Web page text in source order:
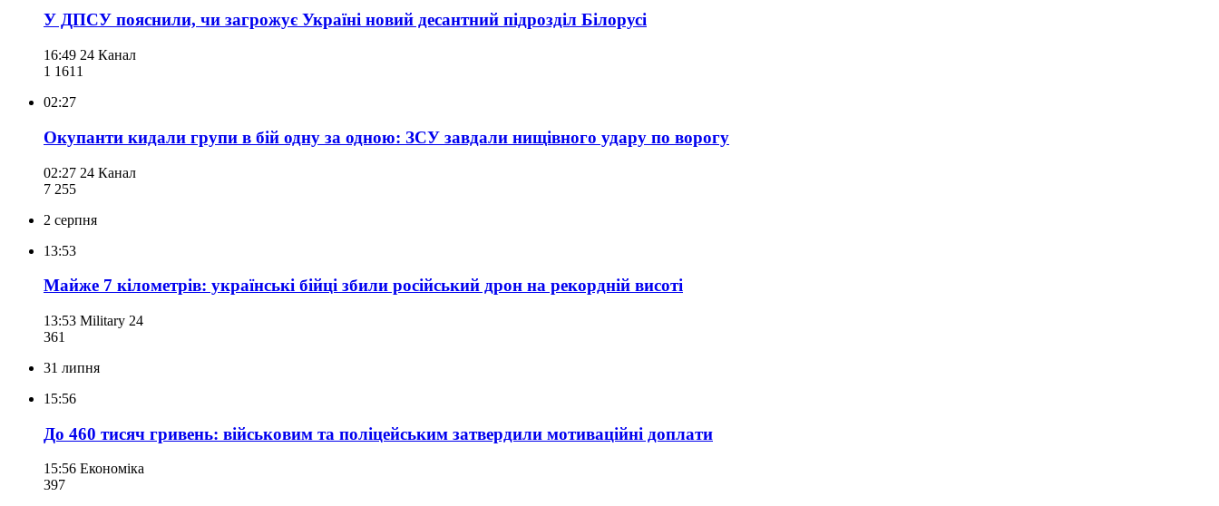
У ДПСУ пояснили, чи загрожує Україні новий десантний підрозділ Білорусі
16:49 24 Канал
1 161 1
02:27
Окупанти кидали групи в бій одну за одною: ЗСУ завдали нищівного удару по ворогу
02:27 24 Канал
7 255
2 серпня
13:53
Майже 7 кілометрів: українські бійці збили російський дрон на рекордній висоті
13:53 Military 24
361
31 липня
15:56
До 460 тисяч гривень: військовим та поліцейським затвердили мотиваційні доплати
15:56 Економіка
397